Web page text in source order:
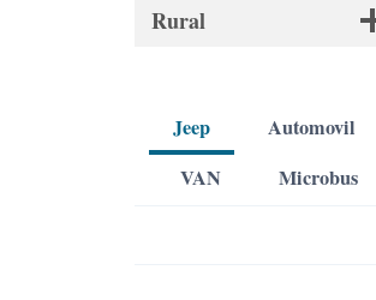
Rural
Jeep
Automovil
VAN
Microbus